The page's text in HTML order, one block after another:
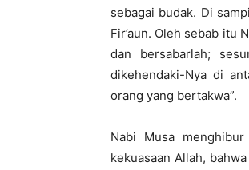
sebagai budak. Di
Fir’aun. Oleh sebab itu
dan bersabarlah;
dikehendaki-Nya di
orang yang bertakwa”.
Nabi Musa
kekuasaan Allah,